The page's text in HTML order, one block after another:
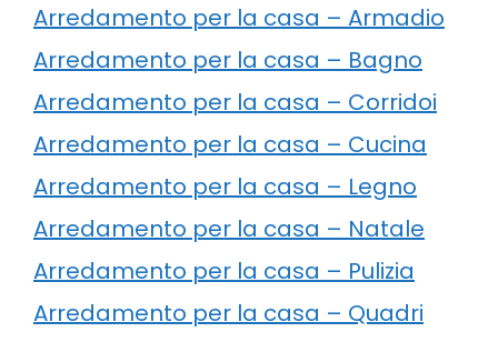
Arredamento per la casa – Armadio
Arredamento per la casa – Bagno
Arredamento per la casa – Corridoi
Arredamento per la casa – Cucina
Arredamento per la casa – Legno
Arredamento per la casa – Natale
Arredamento per la casa – Pulizia
Arredamento per la casa – Quadri